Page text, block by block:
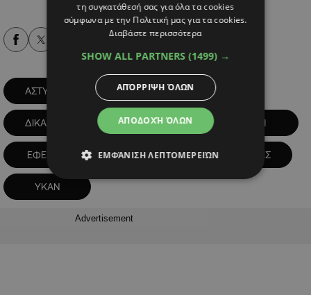
Alpha Podcasts
ΑΣΤΥΝΟΜΙΑ ΓΕΝΙΚΟΣ ΕΙΣΑΓΓΕΛΕΑΣ
ΔΙΚΑΙΟΣΥΝΗ ΔΙΚΑΣΤΗΡΙΑ ΔΙΚΗ
ΕΦΕΤΕΙΟ ΝΑΡΚΩΤΙΚΑ ΣΥΛΛΗΨΕΙΣ
ΥΚΑΝ
Advertisement
τη συγκατάθεσή σας για όλα τα cookies
σύμφωνα με την Πολιτική μας για τα cookies.
Διαβάστε περισσότερα
SHOW ALL PARTNERS (1499) →
ΑΠΟΔΟΧΉ ΌΛΩΝ
ΑΠΌΡΡΙΨΗ ΌΛΩΝ
ΕΜΦΆΝΙΣΗ ΛΕΠΤΟΜΕΡΕΙΏΝ